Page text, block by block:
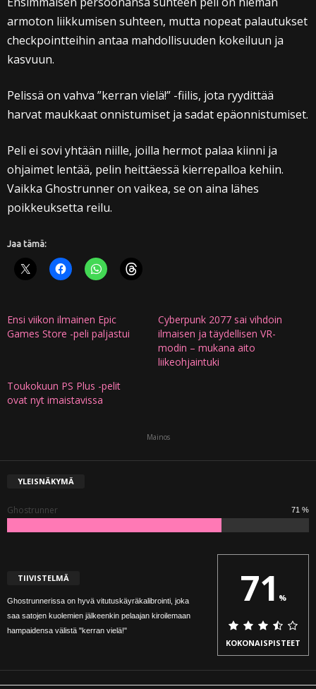
armoton liikkumisen suhteen, mutta nopeat palautukset
checkpointteihin antaa mahdollisuuden kokeiluun ja
kasvuun.
Pelissä on vahva ”kerran vielä!” -fiilis, jota ryydittää
harvat maukkaat onnistumiset ja sadat epäonnistumiset.
Peli ei sovi yhtään niille, joilla hermot palaa kiinni ja
ohjaimet lentää, pelin heittäessä kierrepalloa kehiin.
Vaikka Ghostrunner on vaikea, se on aina lähes
poikkeuksetta reilu.
Jaa tämä:
Ensi viikon ilmainen Epic
Games Store -peli paljastui
Cyberpunk 2077 sai vihdoin
ilmaisen ja täydellisen VR-
modin – mukana aito
liikeohjaintuki
Toukokuun PS Plus -pelit
ovat nyt imaistavissa
Mainos
YLEISNÄKYMÄ
Ghostrunner 71 %
TIIVISTELMÄ
Ghostrunnerissa on hyvä vitutuskäyräkalibrointi, joka
saa satojen kuolemien jälkeenkin pelaajan kiroilemaan
hampaidensa välistä "kerran vielä!"
71 %
KOKONAISPISTEET